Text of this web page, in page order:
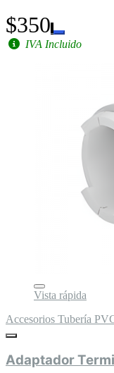
$350
IVA Incluido
Vista rápida
Accesorios Tubería
Adaptador